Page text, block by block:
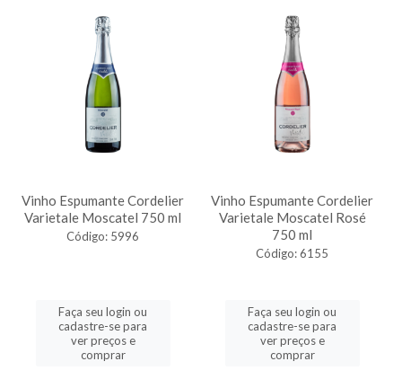
Vinho Espumante Cordelier
Varietale Moscatel 750 ml
Código: 5996
Faça seu login ou
cadastre-se para
ver preços e
comprar
Vinho Espumante Cordelier
Varietale Moscatel Rosé
750 ml
Código: 6155
Faça seu login ou
cadastre-se para
ver preços e
comprar